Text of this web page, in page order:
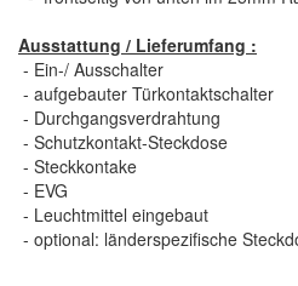
Ausstattung / Lieferumfang :
- Ein-/ Ausschalter
- aufgebauter Türkontaktschalter
- Durchgangsverdrahtung
- Schutzkontakt-Steckdose
- Steckkontake
- EVG
- Leuchtmittel eingebaut
- optional: länderspezifische